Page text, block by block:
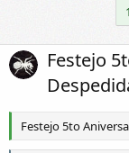
Festejo
Festejo 5to